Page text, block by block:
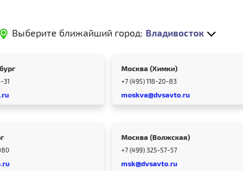
Выберите ближайший город: Владивосток
31
Москва (Химки)
+7 (495) 118-20-83
moskva@dvsavto.ru
Москва (Волжская)
+7 (499) 325-57-57
msk@dvsavto.ru